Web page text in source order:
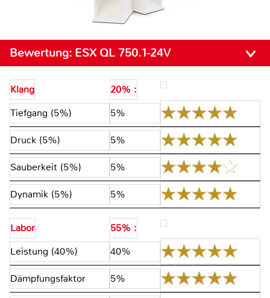
Bewertung: ESX QL 750.1-24V
Klang
20% :
Tiefgang (5%)
5%
Druck (5%) 5%
Sauberkeit (5%) 5%
Dynamik (5%) 5%
Labor
55% :
Leistung (40%)
40%
Dämpfungsfaktor 5%